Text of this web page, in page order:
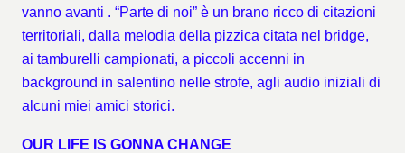
vanno avanti . “Parte di noi” è un brano ricco di citazioni
territoriali, dalla melodia della pizzica citata nel bridge,
ai tamburelli campionati, a piccoli accenni in
background in salentino nelle strofe, agli audio iniziali di
alcuni miei amici storici.
OUR LIFE IS GONNA CHANGE